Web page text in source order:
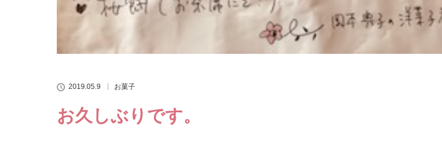
2019.05.9 お菓子
お久しぶりです。